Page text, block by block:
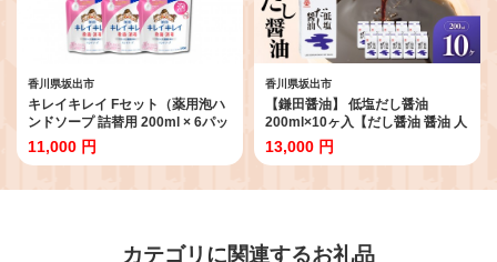
香川県坂出市
キレイキレイ Fセット（薬用泡ハ
ンドソープ 詰替用 200ml × 6パッ
ク） 【キレイキレイ きれいきれ
い 殺菌 予防 石鹸 人気 日用品 シ
ドソープ 詰替え 薬用】
11,000 円
香川県坂出市
【鎌田醤油】 低塩だし醤油
200ml×10ヶ入【だし醤油 醤油 人
気 おすすめ 人気だし醤油 低塩 低
塩だし醤油 AE1028】
13,000 円
カテゴリに関連するお礼品